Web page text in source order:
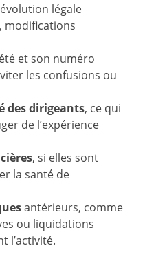
légale
modifications
et son numéro
les confusions ou
des dirigeants, ce qui
de l’expérience
, si elles sont
la santé de
antérieurs, comme
ou liquidations
l’activité.